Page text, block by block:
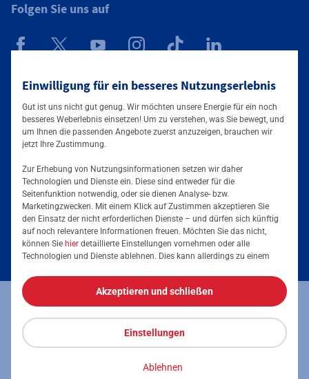
Einwilligung für ein besseres Nutzungserlebnis
Gut ist uns nicht gut genug. Wir möchten unsere Energie für ein noch
besseres Weberlebnis einsetzen! Um zu verstehen, was Sie bewegt, und
um Ihnen die passenden Angebote zuerst anzuzeigen, brauchen wir
jetzt Ihre Zustimmung.
Zur Erhebung von Nutzungsinformationen setzen wir daher
Technologien und Dienste ein. Diese sind entweder für die
Seitenfunktion notwendig, oder sie dienen Analyse- bzw.
Marketingzwecken. Mit einem Klick auf Zustimmen akzeptieren Sie
den Einsatz der nicht erforderlichen Dienste – und dürfen sich künftig
auf noch relevantere Informationen freuen. Möchten Sie das nicht,
können Sie hier detaillierte Einstellungen vornehmen oder alle
Technologien und Dienste ablehnen. Dies kann allerdings zu einem
jederzeit die volle Kontrolle über Ihre Daten, denn die Auswahl kann
jederzeit geändert werden. Weitere Informationen zur Mainova finden
Sie imImpressumund in denDatenschutzhinweisen.
Ablehnen
Einstellungen
Akzeptieren und schließen
Folgen Sie uns auf
Mainova App
Tarife & Angebote
Strom für Zuhause
Erdgas für Zuhause
Elektromobilität
Energieausweis erstellen
Stromanbieter in Ihrer Region
Services & Informationen
Podcast
Umzugsmeldung
Impressum Datenschutz Vertrag kündigen
Vertrag widerrufen Barrierefreiheit